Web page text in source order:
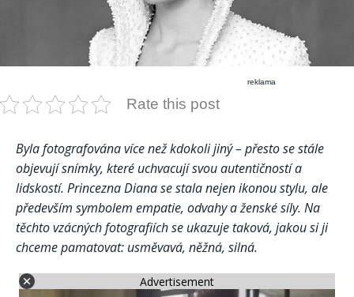
reklama
Rate this post
Byla fotografována více než kdokoli jiný – přesto se stále
objevují snímky, které uchvacují svou autentičností a
lidskostí. Princezna Diana se stala nejen ikonou stylu, ale
především symbolem empatie, odvahy a ženské síly. Na
těchto vzácných fotografiích se ukazuje taková, jakou si ji
chceme pamatovat: usměvavá, něžná, silná.
Advertisement